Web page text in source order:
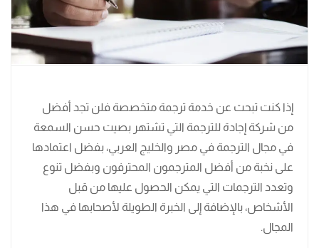
إذا كنت تبحث عن خدمة ترجمة متخصصة فلن تجد أفضل
من شركة إجادة للترجمة التي تشتهر بصيت حسن السمعة
في مجال الترجمة في مصر والخليج العربي، بفضل اعتمادها
على نخبة من أفضل المترجمون المحترفون وبفضل تنوع
وتعدد الترجمات التي يمكن الحصول عليها من قبل
الأشخاص، بالإضافة إلى الخبرة الطويلة لأصحابها في هذا
المجال.